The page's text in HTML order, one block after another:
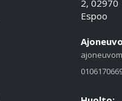
2, 02970
Espoo